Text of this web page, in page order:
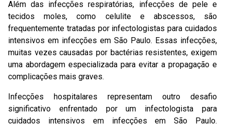
Além das infecções respiratórias, infecções de pele e
tecidos moles, como celulite e abscessos, são
frequentemente tratadas por infectologistas para cuidados
intensivos em infecções em São Paulo. Essas infecções,
muitas vezes causadas por bactérias resistentes, exigem
uma abordagem especializada para evitar a propagação e
complicações mais graves.
Infecções hospitalares representam outro desafio
significativo enfrentado por um infectologista para
cuidados intensivos em infecções em São Paulo.